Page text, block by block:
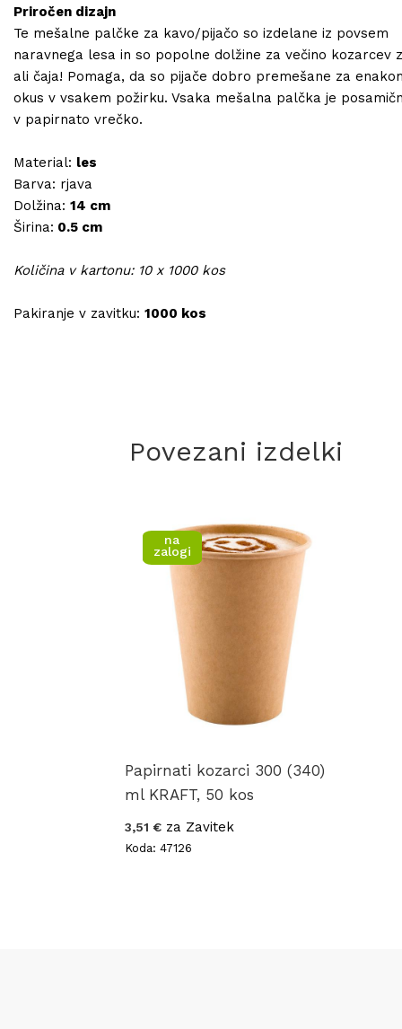
Priročen dizajn
Te mešalne palčke za kavo/pijačo so izdelane iz povsem
naravnega lesa in so popolne dolžine za večino kozarcev
ali čaja! Pomaga, da so pijače dobro premešane za
okus v vsakem požirku. Vsaka mešalna palčka je
v papirnato vrečko.
Material: les
Barva: rjava
Dolžina: 14 cm
Širina: 0.5 cm
Količina v kartonu: 10 x 1000 kos
Pakiranje v zavitku: 1000 kos
Povezani izdelki
na
zalogi
Papirnati kozarci 300 (340)
ml KRAFT, 50 kos
3,51 € za Zavitek
Koda: 47126